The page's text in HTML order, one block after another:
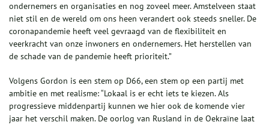
ondernemers en organisaties en nog zoveel meer. Amstelveen staat
niet stil en de wereld om ons heen verandert ook steeds sneller. De
coronapandemie heeft veel gevraagd van de flexibiliteit en
veerkracht van onze inwoners en ondernemers. Het herstellen van
de schade van de pandemie heeft prioriteit.”
Volgens Gordon is een stem op D66, een stem op een partij met
ambitie en met realisme: “Lokaal is er echt iets te kiezen. Als
progressieve middenpartij kunnen we hier ook de komende vier
jaar het verschil maken. De oorlog van Rusland in de Oekraïne laat